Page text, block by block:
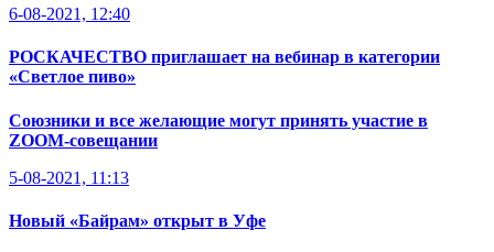
6-08-2021, 12:40
РОСКАЧЕСТВО приглашает на вебинар в категории
«Светлое пиво»
Союзники и все желающие могут принять участие в
ZOOM-совещании
5-08-2021, 11:13
Новый «Байрам» открыт в Уфе